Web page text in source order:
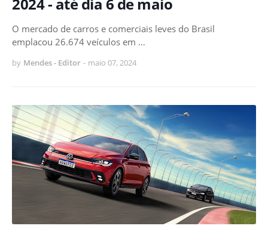
O mercado de carros e comerciais leves do Brasil
emplacou 26.674 veículos em …
by Mendes - Editor - maio 07, 2024